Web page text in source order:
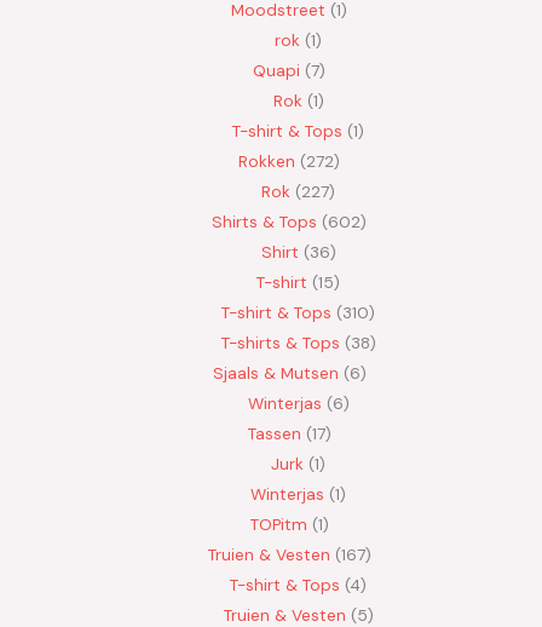
Moodstreet 1
rok 1
Quapi 7
Rok 1
T-shirt & Tops 1
Rokken 272
Rok 227
Shirts & Tops 602
Shirt 36
T-shirt 15
T-shirt & Tops 310
T-shirts & Tops 38
Sjaals & Mutsen 6
Winterjas 6
Tassen 17
Jurk 1
Winterjas 1
TOPitm 1
Truien & Vesten 167
T-shirt & Tops 4
Truien & Vesten 5